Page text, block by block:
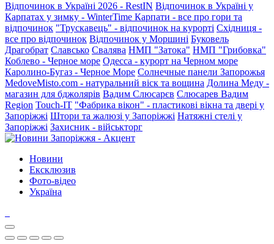
Відпочинок в Україні 2026 - RestIN Відпочинок в Україні у
Карпатах у зимку - WinterTime Карпати - все про гори та
відпочинок "Трускавець" - відпочинок на курорті Східниця -
все про відпочинок Відпочинок у Моршині Буковель
Драгобрат Славсько Свалява НМП "Затока" НМП "Грибовка"
Коблево - Черное море Одесса - курорт на Черном море
Каролино-Бугаз - Черное Море Солнечные панели Запорожья
MedoveMisto.com - натуральний віск та вощина Долина Меду -
магазин для бджолярів Вадим Слюсарєв Слюсарев Вадим
Region Touch-IT "Фабрика вікон" - пластикові вікна та двері у
Запоріжжі Штори та жалюзі у Запоріжжі Натяжні стелі у
Запоріжжі Захисник - військторг
Новини
Ексклюзив
Фото-відео
Україна